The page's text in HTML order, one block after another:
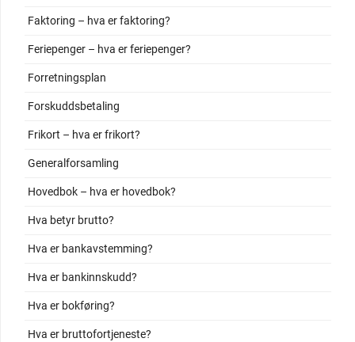
Faktoring – hva er faktoring?
Feriepenger – hva er feriepenger?
Forretningsplan
Forskuddsbetaling
Frikort – hva er frikort?
Generalforsamling
Hovedbok – hva er hovedbok?
Hva betyr brutto?
Hva er bankavstemming?
Hva er bankinnskudd?
Hva er bokføring?
Hva er bruttofortjeneste?